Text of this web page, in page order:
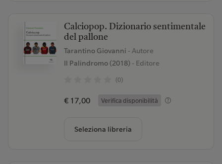
Calciopop. Dizionario sentimentale
del pallone
Tarantino Giovanni - Autore
Il Palindromo (2018)- Editore
(0)
€ 17,00 Verifica disponibilità
Seleziona libreria